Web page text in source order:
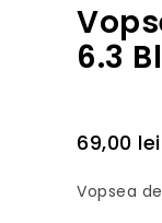
6.3
69,00 lei
Vopsea